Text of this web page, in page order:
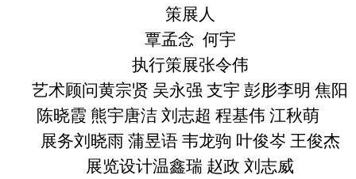
策展人
覃孟念 何宇
执行策展张令伟
艺术顾问黄宗贤 吴永强 支宇 彭肜李明 焦阳
陈晓霞 熊宇唐洁 刘志超 程基伟 江秋萌
展务刘晓雨 蒲昱语 韦龙驹 叶俊岑 王俊杰
展览设计温鑫瑞 赵政 刘志威